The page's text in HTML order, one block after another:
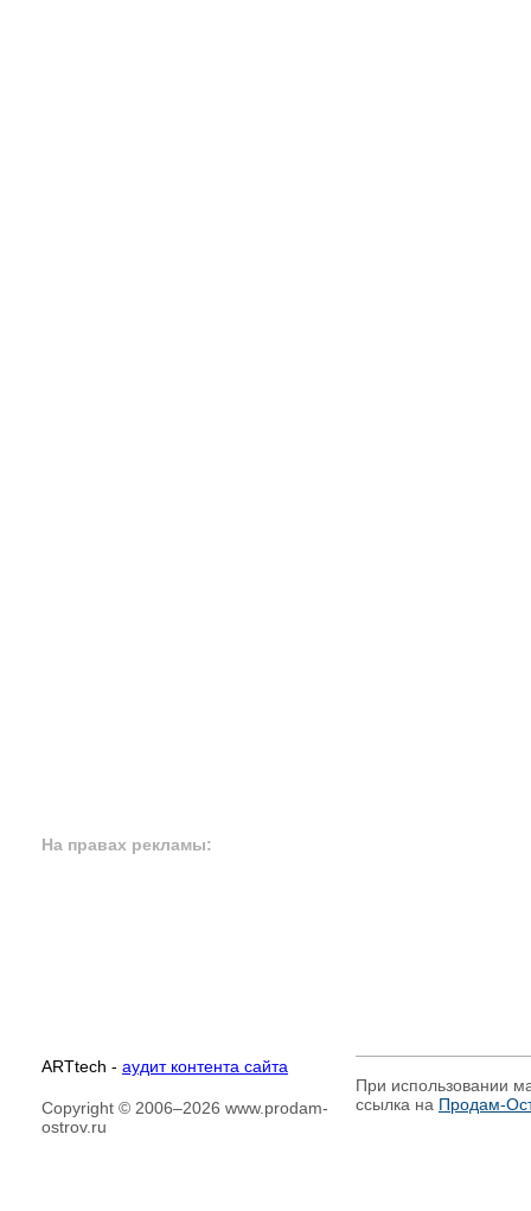
На правах рекламы:
ARTtech - аудит контента сайта
Copyright © 2006–2026 www.prodam-
ostrov.ru
При использовании
ссылка на Продам-